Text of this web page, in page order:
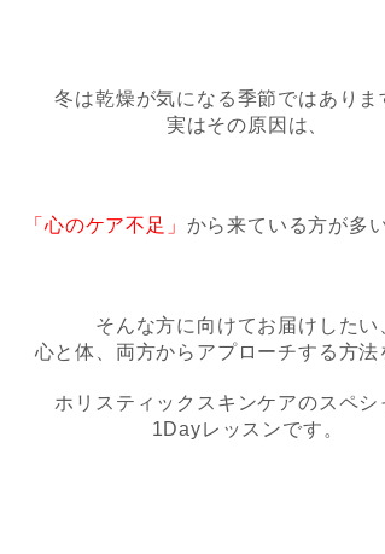
冬は乾燥が気になる季節ではありま
実はその原因は、
「心のケア不足」 から来ている方が多
そんな方に向けてお届けしたい
心と体、両方からアプローチする方法
ホリスティックスキンケアのスペシ
1Dayレッスンです。